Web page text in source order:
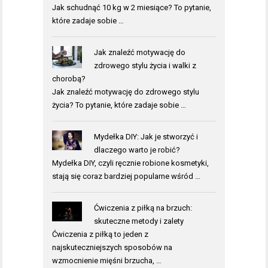
Jak schudnąć 10 kg w 2 miesiące? To pytanie,
które zadaje sobie …
Jak znaleźć motywację do
zdrowego stylu życia i walki z
chorobą?
Jak znaleźć motywację do zdrowego stylu
życia? To pytanie, które zadaje sobie …
Mydełka DIY: Jak je stworzyć i
dlaczego warto je robić?
Mydełka DIY, czyli ręcznie robione kosmetyki,
stają się coraz bardziej popularne wśród …
Ćwiczenia z piłką na brzuch:
skuteczne metody i zalety
Ćwiczenia z piłką to jeden z
najskuteczniejszych sposobów na
wzmocnienie mięśni brzucha, …